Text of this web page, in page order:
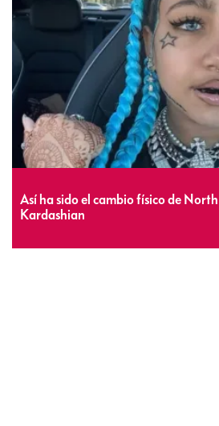
Así ha sido el cambio físico de
Kardashian